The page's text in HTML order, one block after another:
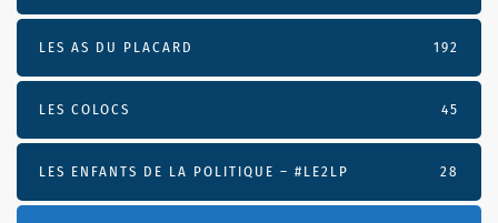
LES AS DU PLACARD 192
LES COLOCS 45
LES ENFANTS DE LA POLITIQUE – #LE2LP 28